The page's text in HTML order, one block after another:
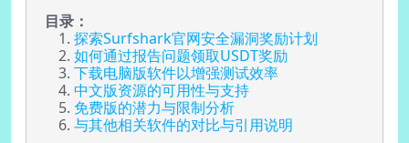
目录：
探索Surfshark官网安全漏洞奖励计划
如何通过报告问题领取USDT奖励
下载电脑版软件以增强测试效率
中文版资源的可用性与支持
免费版的潜力与限制分析
与其他相关软件的对比与引用说明